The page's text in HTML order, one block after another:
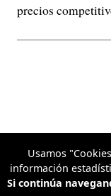
precios
Usamos
información
Si continúa